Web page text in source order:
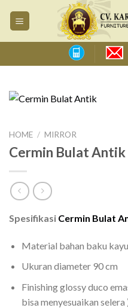
HOME / MIRROR
Cermin Bulat Antik
Spesifikasi Cermin Bulat
Material bahan baku
Ukuran diameter 90 cm
Finishing glossy duco
bisa menyesuaikan selera